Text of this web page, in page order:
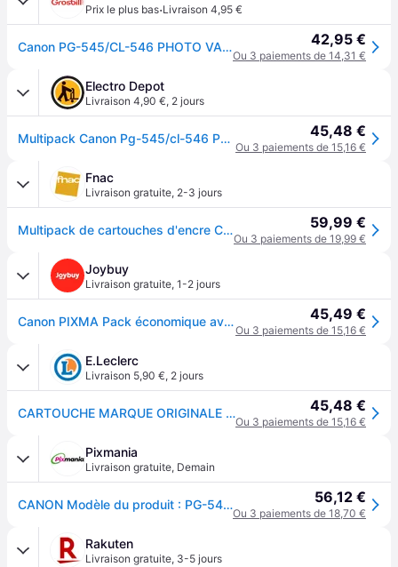
Prix le plus bas·Livraison 4,95 €
Canon PG-545/CL-546 PHOTO VALUE SEC 42,95 €
Ou 3 paiements de 14,31 €
Electro Depot
Livraison 4,90 €, 2 jours
Multipack Canon Pg-545/cl-546 Pvp Alarme 45,48 €
Ou 3 paiements de 15,16 €
Fnac
Livraison gratuite, 2-3 jours
Multipack de cartouches d'encre Canon PG545 CL546 PVP Noir et couleur 59,99 €
Ou 3 paiements de 19,99 €
Joybuy
Livraison gratuite, 1-2 jours
Canon PIXMA Pack économique avec cartouches d'encre PG545/CL546 + papier photo 45,49 €
Ou 3 paiements de 15,16 €
E.Leclerc
Livraison 5,90 €, 2 jours
CARTOUCHE MARQUE ORIGINALE Canon 8287B009 45,48 €
Ou 3 paiements de 15,16 €
Pixmania
Livraison gratuite, Demain
CANON Modèle du produit : PG-545/CL-546 PHOTO VALUE SEC - Neuf 56,12 €
Ou 3 paiements de 18,70 €
Rakuten
Livraison gratuite, 3-5 jours